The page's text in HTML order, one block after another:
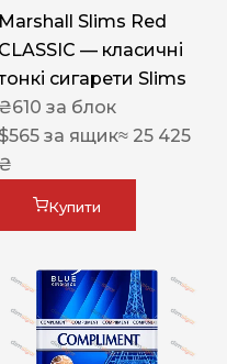
Marshall Slims Red
CLASSIC — класичні
сигарети Slims
₴610 за блок
$565 за ящик≈ 25 425
₴
Купити